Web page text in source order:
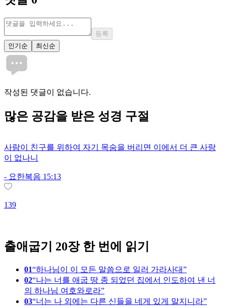
등록
인기순
최신순
작성된 댓글이 없습니다.
많은 공감을 받은 성경 구절
사람이 친구를 위하여 자기 목숨을 버리면 이에서 더 큰 사랑
이 없나니
- 요한복음 15:13
139
출애굽기 20장 한 번에 읽기
01 하나님이 이 모든 말씀으로 일러 가라사대
02 나는 너를 애굽 땅 종 되었던 집에서 인도하여 낸 너
의 하나님 여호와로라
03 너는 나 외에는 다른 신들을 네게 있게 말지니라